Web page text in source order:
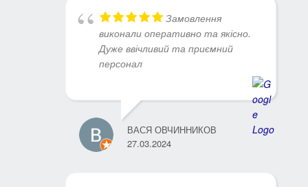
Замовлення
виконали оперативно та якісно.
Дуже ввічливий та приємний
персонал
ВАСЯ ОВЧИННИКОВ
27.03.2024